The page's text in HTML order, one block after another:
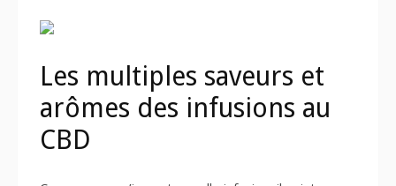
Les multiples saveurs et
arômes des infusions au
CBD